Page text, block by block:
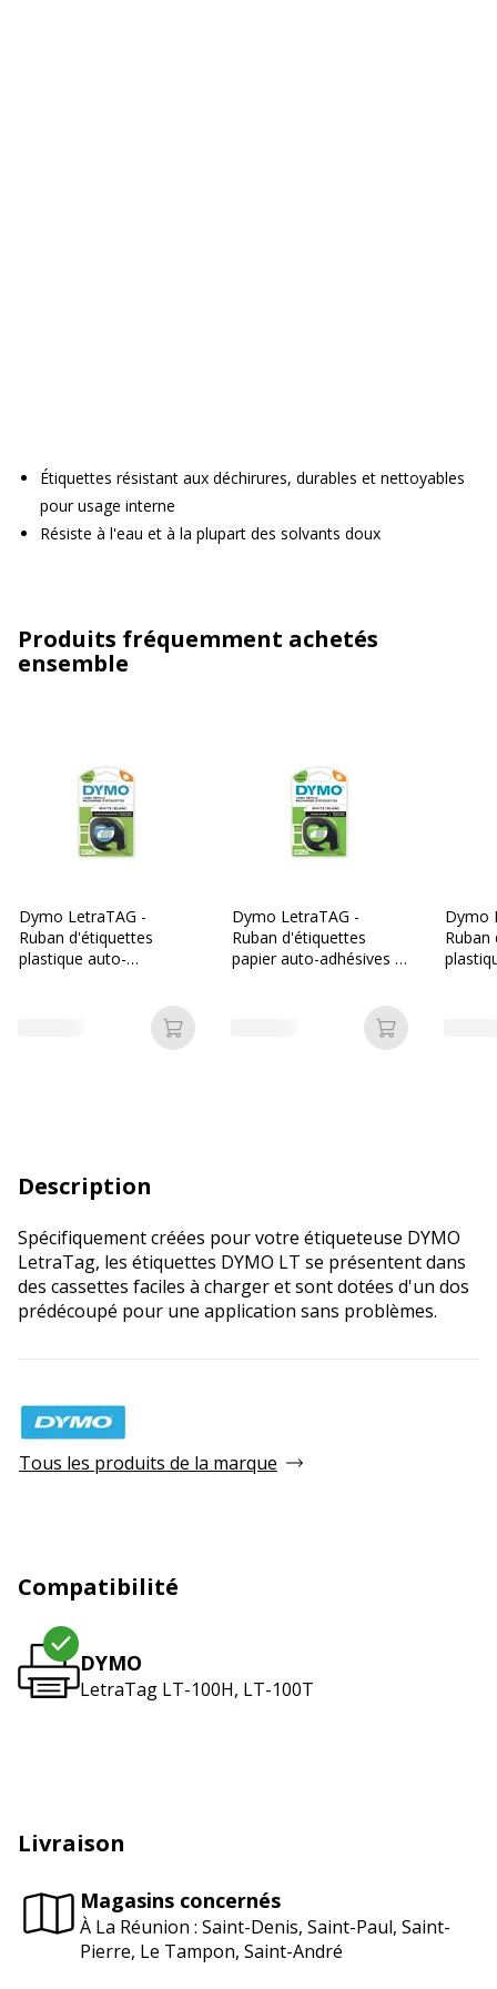
Étiquettes résistant aux déchirures, durables et nettoyables
pour usage interne
Résiste à l'eau et à la plupart des solvants doux
Produits fréquemment achetés
ensemble
Dymo LetraTAG -
Ruban d'étiquettes
plastique auto-
blanc écriture noire
Ajouter au panier
Dymo LetraTAG -
Ruban d'étiquettes
papier auto-adhésives -
Ajouter au
Dymo
Description
Spécifiquement créées pour votre étiqueteuse DYMO
LetraTag, les étiquettes DYMO LT se présentent dans
des cassettes faciles à charger et sont dotées d'un dos
prédécoupé pour une application sans problèmes.
Tous les produits de la marque
Compatibilité
DYMO
LetraTag LT-100H, LT-100T
Livraison
Magasins concernés
À La Réunion : Saint-Denis, Saint-Paul, Saint-
Pierre, Le Tampon, Saint-André